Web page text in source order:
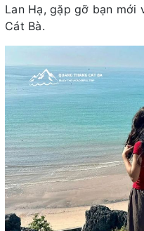
Lan Hạ, gặp gỡ bạn mới
Cát Bà.